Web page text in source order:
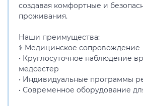
создавая комфортные и
проживания.
Наши преимущества:
⚕️ Медицинское сопровождение
• Круглосуточное наблюдение
медсестер
• Индивидуальные программы
• Современное оборудование